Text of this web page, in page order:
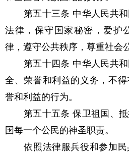
第五十三条 中华人民共和
法律，保守国家秘密，爱护
律，遵守公共秩序，尊重社会
第五十四条 中华人民共和
全、荣誉和利益的义务，不
誉和利益的行为。
第五十五条 保卫祖国、抵
国每一个公民的神圣职责。
依照法律服兵役和参加民